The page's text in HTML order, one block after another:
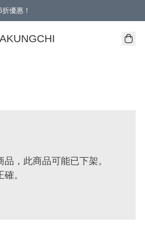
優惠！
（適用於 本地取貨 )
，此商品可能已下架。
。